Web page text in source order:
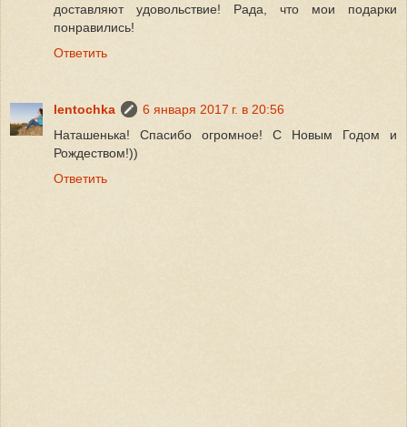
доставляют удовольствие! Рада, что мои подарки
понравились!
Ответить
lentochka
6 января 2017 г. в 20:56
Наташенька! Спасибо огромное! С Новым Годом и
Рождеством!))
Ответить